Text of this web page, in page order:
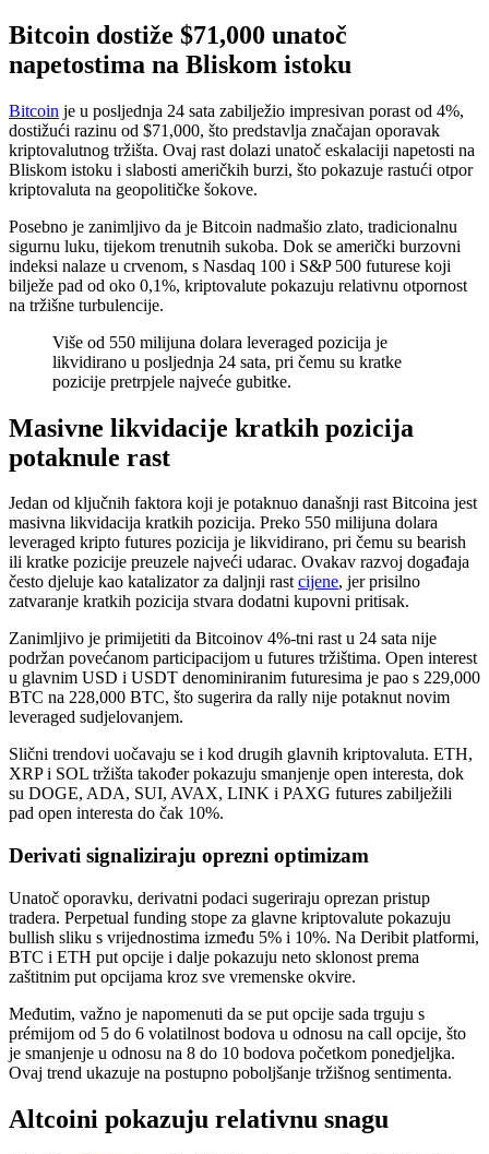
Bitcoin dostiže $71,000 unatoč
napetostima na Bliskom istoku
Bitcoin je u posljednja 24 sata zabilježio impresivan porast od 4%,
dostižući razinu od $71,000, što predstavlja značajan oporavak
kriptovalutnog tržišta. Ovaj rast dolazi unatoč eskalaciji napetosti na
Bliskom istoku i slabosti američkih burzi, što pokazuje rastući otpor
kriptovaluta na geopolitičke šokove.
Posebno je zanimljivo da je Bitcoin nadmašio zlato, tradicionalnu
sigurnu luku, tijekom trenutnih sukoba. Dok se američki burzovni
indeksi nalaze u crvenom, s Nasdaq 100 i S&P 500 futurese koji
bilježe pad od oko 0,1%, kriptovalute pokazuju relativnu otpornost
na tržišne turbulencije.
Više od 550 milijuna dolara leveraged pozicija je
likvidirano u posljednja 24 sata, pri čemu su kratke
pozicije pretrpjele najveće gubitke.
Masivne likvidacije kratkih pozicija
potaknule rast
Jedan od ključnih faktora koji je potaknuo današnji rast Bitcoina jest
masivna likvidacija kratkih pozicija. Preko 550 milijuna dolara
leveraged kripto futures pozicija je likvidirano, pri čemu su bearish
ili kratke pozicije preuzele najveći udarac. Ovakav razvoj događaja
često djeluje kao katalizator za daljnji rastcijene, jer prisilno
zatvaranje kratkih pozicija stvara dodatni kupovni pritisak.
Zanimljivo je primijetiti da Bitcoinov 4%-tni rast u 24 sata nije
podržan povećanom participacijom u futures tržištima. Open interest
u glavnim USD i USDT denominiranim futuresima je pao s 229,000
BTC na 228,000 BTC, što sugerira da rally nije potaknut novim
leveraged sudjelovanjem.
Slični trendovi uočavaju se i kod drugih glavnih kriptovaluta. ETH,
XRP i SOL tržišta također pokazuju smanjenje open interesta, dok
su DOGE, ADA, SUI, AVAX, LINK i PAXG futures zabilježili
pad open interesta do čak 10%.
Derivati signaliziraju oprezni optimizam
Unatoč oporavku, derivatni podaci sugeriraju oprezan pristup
tradera. Perpetual funding stope za glavne kriptovalute pokazuju
bullish sliku s vrijednostima između 5% i 10%. Na Deribit platformi,
BTC i ETH put opcije i dalje pokazuju neto sklonost prema
zaštitnim put opcijama kroz sve vremenske okvire.
Međutim, važno je napomenuti da se put opcije sada trguju s
prémijom od 5 do 6 volatilnost bodova u odnosu na call opcije, što
je smanjenje u odnosu na 8 do 10 bodova početkom ponedjeljka.
Ovaj trend ukazuje na postupno poboljšanje tržišnog sentimenta.
Altcoini pokazuju relativnu snagu